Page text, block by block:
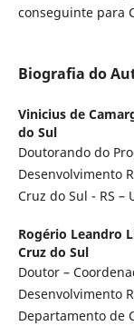
conseguinte para
Biografia do
Vinicius de
do Sul
Doutorando do
Desenvolvimento
Cruz do Sul - RS –
Rogério Leandro
Cruz do Sul
Doutor –
Desenvolvimento
Departamento de